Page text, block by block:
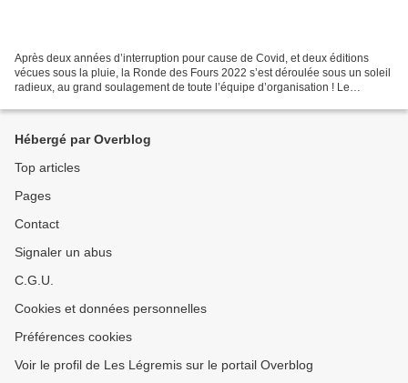
Après deux années d’interruption pour cause de Covid, et deux éditions
vécues sous la pluie, la Ronde des Fours 2022 s’est déroulée sous un soleil
radieux, au grand soulagement de toute l’équipe d’organisation ! Le
Hébergé par Overblog
Top articles
Pages
Contact
Signaler un abus
C.G.U.
Cookies et données personnelles
Préférences cookies
Voir le profil de Les Légremis sur le portail Overblog